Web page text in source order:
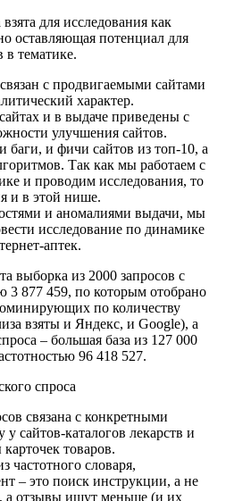
для исследования как
оставляющая потенциал для
тематике.
с продвигаемыми сайтами
характер.
и в выдаче приведены с
улучшения сайтов.
баги, и фичи сайтов из топ-10, а
Так как мы работаем с
и проводим исследования, то
и в этой нише.
и аномалиями выдачи, мы
исследование по динамике
аптек.
выборка из 2000 запросов с
3 877 459, по которым отобрано
по количеству
взяты и Яндекс, и Google), а
– большая база из 127 000
96 418 527.
спроса
связана с конкретными
сайтов-каталогов лекарств и
товаров.
частотного словаря,
– это поиск инструкции, а не
а отзывы ищут меньше (и их